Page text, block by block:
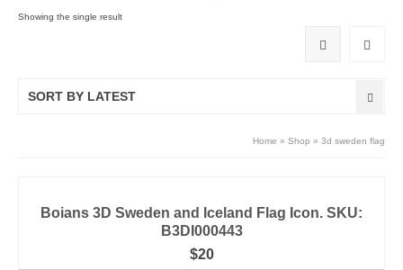
Showing the single result
SORT BY LATEST
Home » Shop » 3d sweden flag
Boians 3D Sweden and Iceland Flag Icon. SKU:
B3DI000443
$20